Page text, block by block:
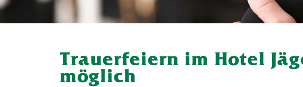
Trauerfeiern im Hotel
möglich